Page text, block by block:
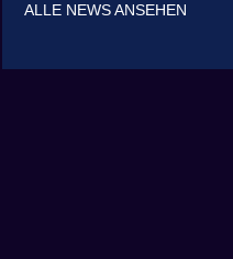
ALLE NEWS ANSEHEN